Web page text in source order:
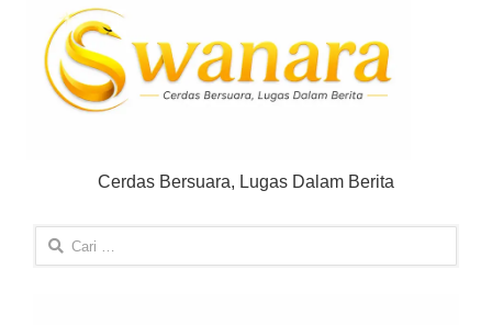
Cerdas Bersuara, Lugas Dalam Berita
Cari